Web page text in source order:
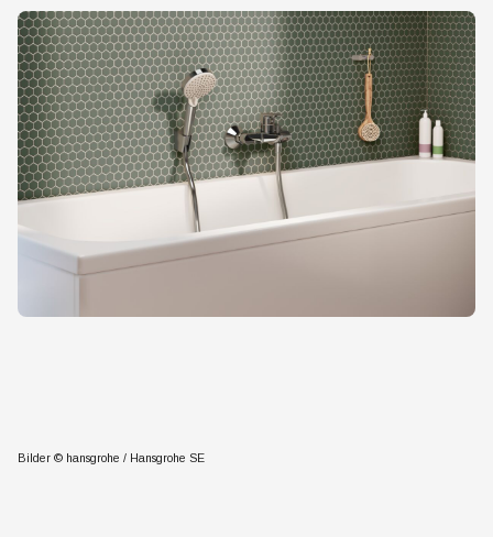
Bilder © hansgrohe / Hansgrohe SE